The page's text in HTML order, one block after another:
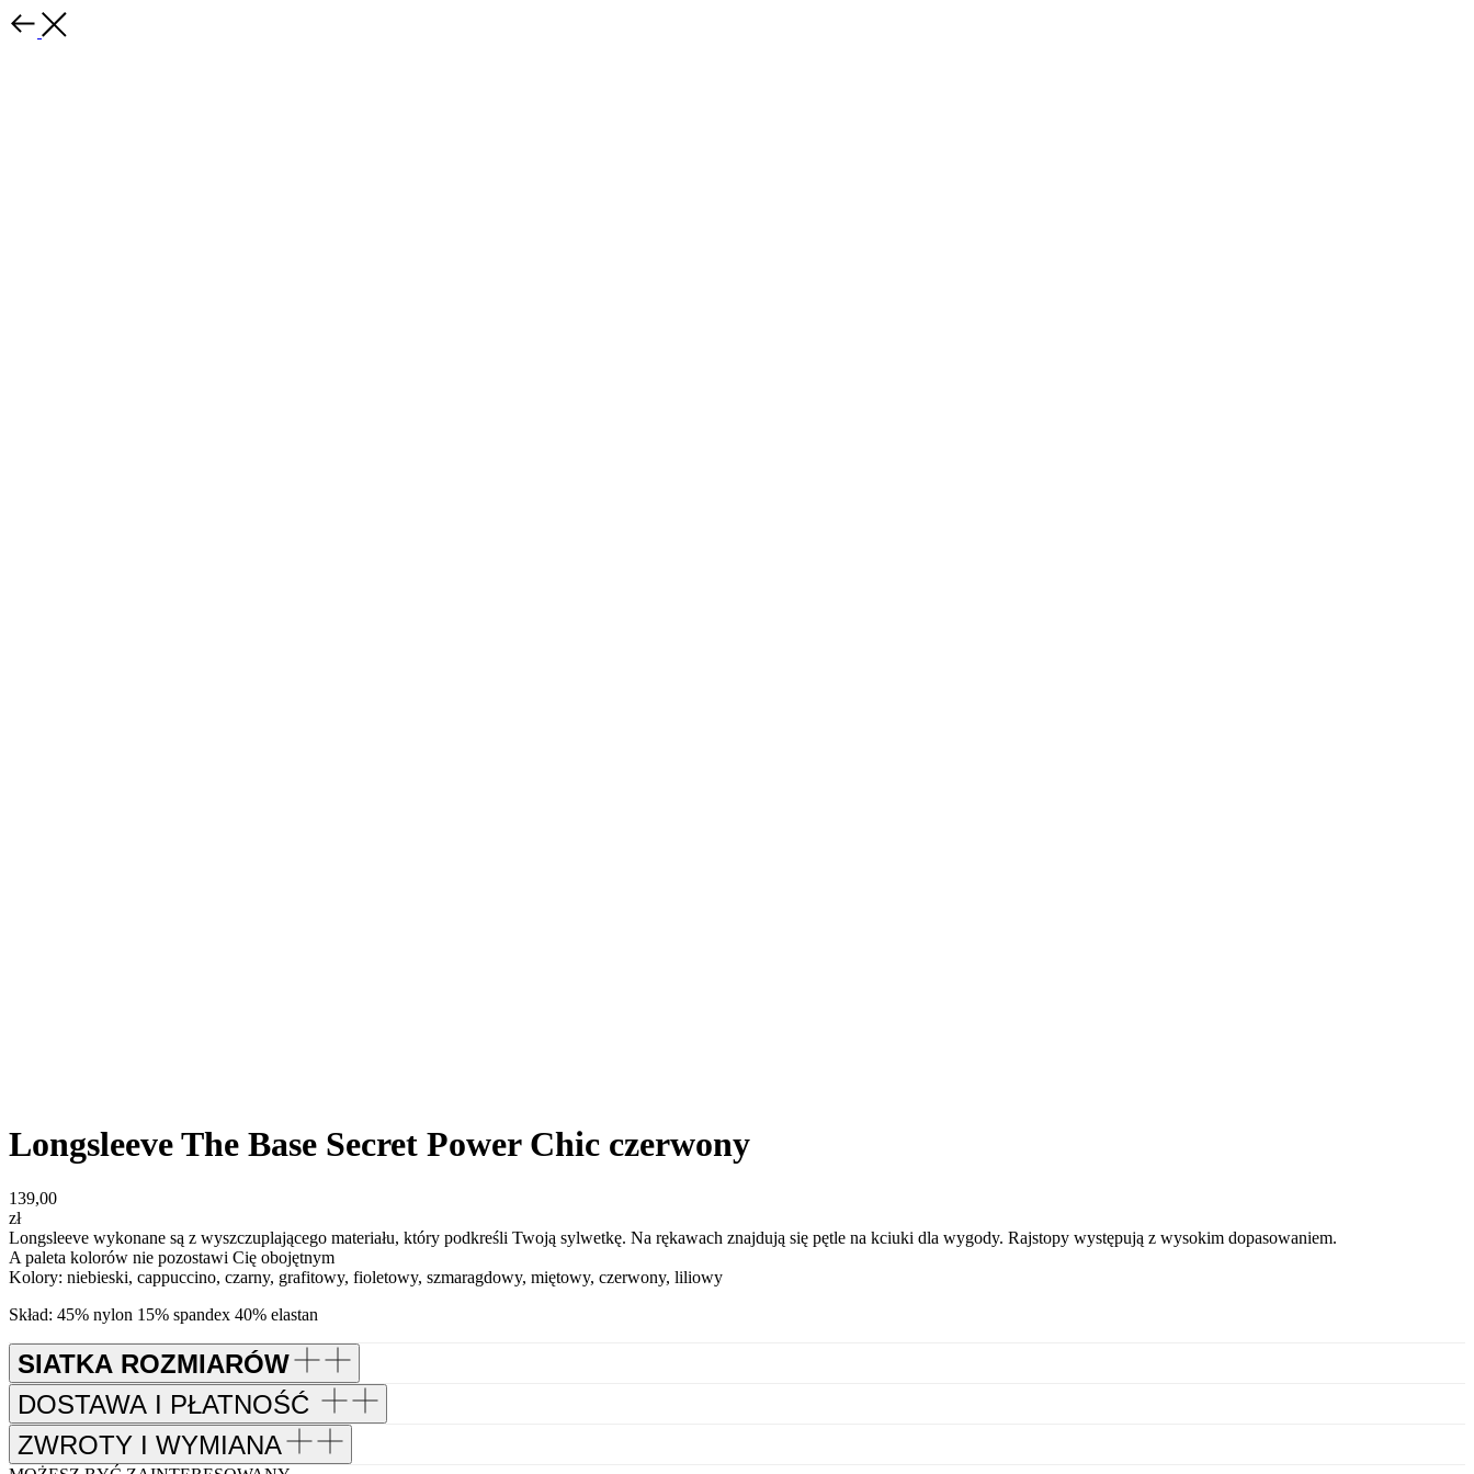
Longsleeve The Base Secret Power Chic czerwony
139,00
zł
Longsleeve wykonane są z wyszczuplającego materiału, który podkreśli Twoją sylwetkę. Na rękawach znajdują się pętle na kciuki dla wygody. Rajstopy występują z wysokim dopasowaniem.
A paleta kolorów nie pozostawi Cię obojętnym
Kolory: niebieski, cappuccino, czarny, grafitowy, fioletowy, szmaragdowy, miętowy, czerwony, liliowy
Skład: 45% nylon 15% spandex 40% elastan
SIATKA ROZMIARÓW
DOSTAWA I PŁATNOŚĆ
ZWROTY I WYMIANA